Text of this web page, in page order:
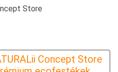
Store
Concept Store